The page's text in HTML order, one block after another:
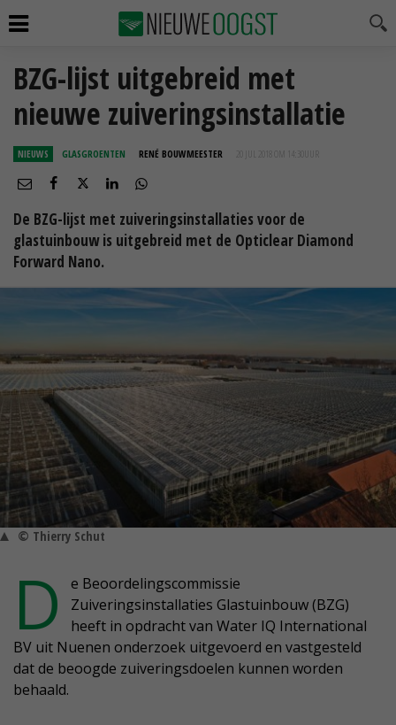
BZG-lijst uitgebreid met
nieuwe zuiveringsinstallatie
NIEUWS GLASGROENTEN RENÉ BOUWMEESTER 20 JUL 2018 OM 14:30
De BZG-lijst met zuiveringsinstallaties voor de
glastuinbouw is uitgebreid met de Opticlear Diamond
Forward Nano.
© Thierry Schut
D
e Beoordelingscommissie
Zuiveringsinstallaties Glastuinbouw (BZG)
heeft in opdracht van Water IQ International
BV uit Nuenen onderzoek uitgevoerd en vastgesteld
dat de beoogde zuiveringsdoelen kunnen worden
behaald.